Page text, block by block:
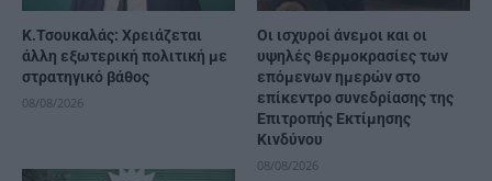
Κ.Τσουκαλάς: Xρειάζεται
άλλη εξωτερική πολιτική με
στρατηγικό βάθος
08/08/2026
Οι ισχυροί άνεμοι και οι
υψηλές θερμοκρασίες των
επόμενων ημερών στο
επίκεντρο συνεδρίασης της
Επιτροπής Εκτίμησης
Κινδύνου
08/08/2026